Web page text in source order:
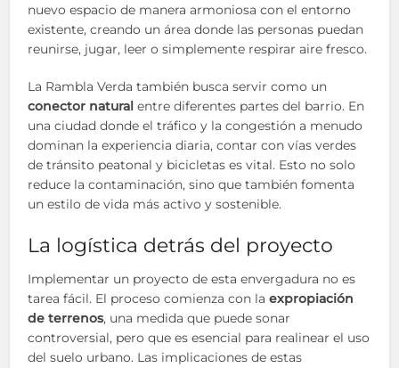
nuevo espacio de manera armoniosa con el entorno
existente, creando un área donde las personas puedan
reunirse, jugar, leer o simplemente respirar aire fresco.
La Rambla Verda también busca servir como un
conector natural entre diferentes partes del barrio. En
una ciudad donde el tráfico y la congestión a menudo
dominan la experiencia diaria, contar con vías verdes
de tránsito peatonal y bicicletas es vital. Esto no solo
reduce la contaminación, sino que también fomenta
un estilo de vida más activo y sostenible.
La logística detrás del proyecto
Implementar un proyecto de esta envergadura no es
tarea fácil. El proceso comienza con laexpropiación
de terrenos, una medida que puede sonar
controversial, pero que es esencial para realinear el uso
del suelo urbano. Las implicaciones de estas